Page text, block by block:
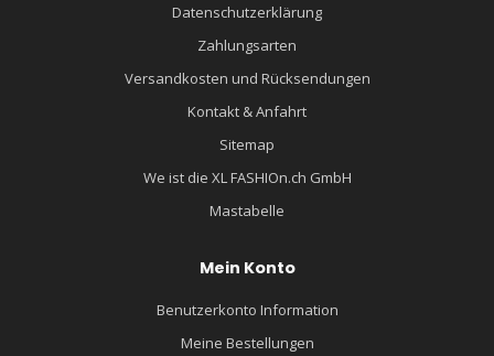
Datenschutzerklärung
Zahlungsarten
Versandkosten und Rücksendungen
Kontakt & Anfahrt
Sitemap
We ist die XL FASHIOn.ch GmbH
Mastabelle
Mein Konto
Benutzerkonto Information
Meine Bestellungen